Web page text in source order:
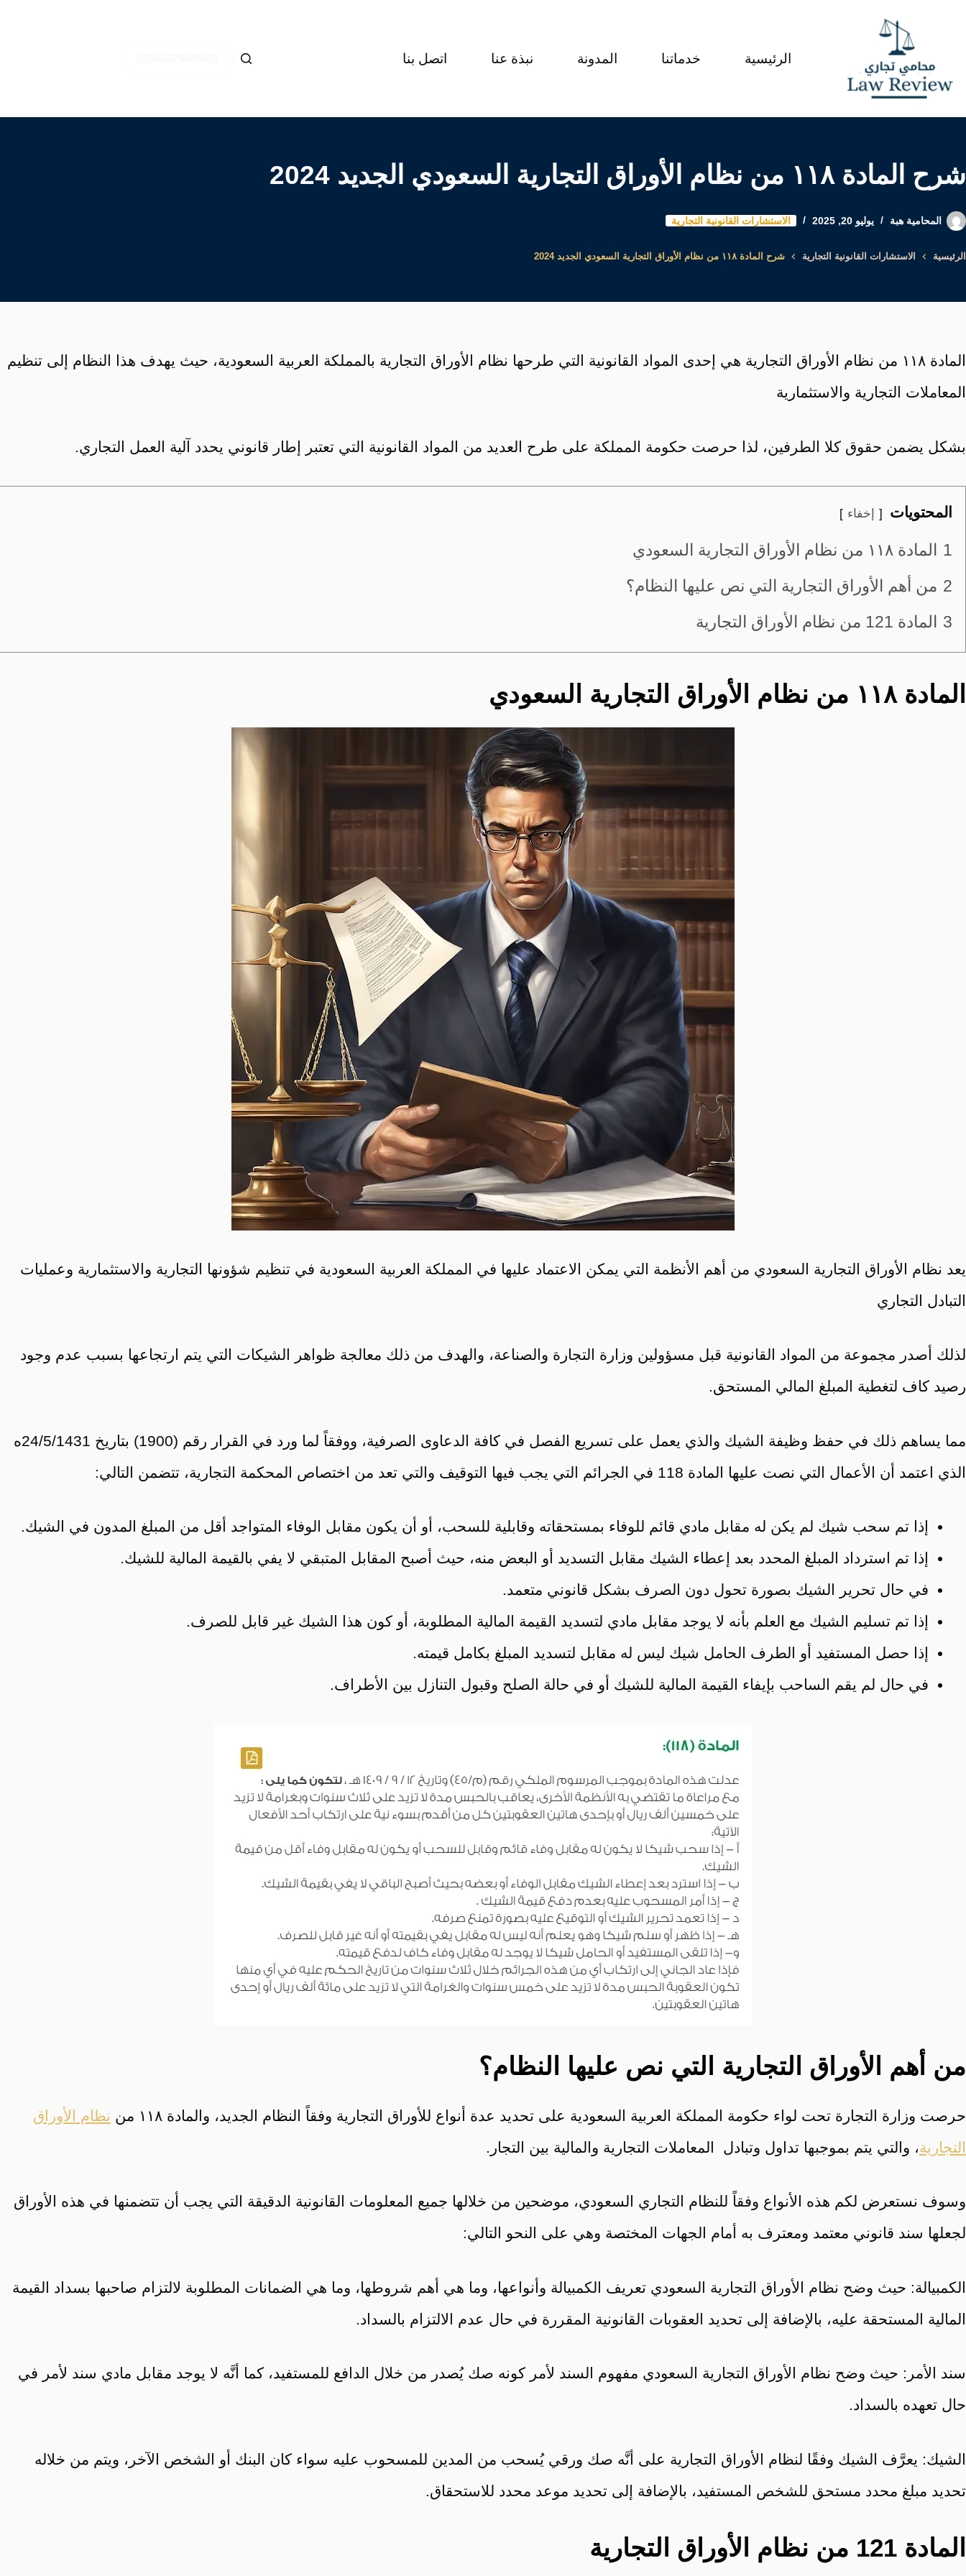
المحتوى
الرئيسية خدماتنا المدونة نبذة عنا اتصل بنا
شرح المادة ١١٨ من نظام الأوراق التجارية السعودي الجديد 2024
المحامية هبة يوليو 20, 2025 الاستشارات القانونية التجارية
الرئيسية الاستشارات القانونية التجارية شرح المادة ١١٨ من نظام الأوراق التجارية السعودي الجديد 2024
المادة ١١٨ من نظام الأوراق التجارية هي إحدى المواد القانونية التي طرحها نظام الأوراق التجارية بالمملكة العربية السعودية، حيث يهدف هذا النظام إلى تنظيم
المعاملات التجارية والاستثمارية
بشكل يضمن حقوق كلا الطرفين، لذا حرصت حكومة المملكة على طرح العديد من المواد القانونية التي تعتبر إطار قانوني يحدد آلية العمل التجاري.
المحتويات إخفاء
1 المادة ١١٨ من نظام الأوراق التجارية السعودي
2 من أهم الأوراق التجارية التي نص عليها النظام؟
3 المادة 121 من نظام الأوراق التجارية
المادة ١١٨ من نظام الأوراق التجارية السعودي
يعد نظام الأوراق التجارية السعودي من أهم الأنظمة التي يمكن الاعتماد عليها في المملكة العربية السعودية في تنظيم شؤونها التجارية والاستثمارية وعمليات
التبادل التجاري
لذلك أصدر مجموعة من المواد القانونية قبل مسؤولين وزارة التجارة والصناعة، والهدف من ذلك معالجة ظواهر الشيكات التي يتم ارتجاعها بسبب عدم وجود
رصيد كاف لتغطية المبلغ المالي المستحق.
مما يساهم ذلك في حفظ وظيفة الشيك والذي يعمل على تسريع الفصل في كافة الدعاوى الصرفية، ووفقاً لما ورد في القرار رقم (1900) بتاريخ 24/5/1431ه
الذي اعتمد أن الأعمال التي نصت عليها المادة 118 في الجرائم التي يجب فيها التوقيف والتي تعد من اختصاص المحكمة التجارية، تتضمن التالي:
إذا تم سحب شيك لم يكن له مقابل مادي قائم للوفاء بمستحقاته وقابلية للسحب، أو أن يكون مقابل الوفاء المتواجد أقل من المبلغ المدون في الشيك.
إذا تم استرداد المبلغ المحدد بعد إعطاء الشيك مقابل التسديد أو البعض منه، حيث أصبح المقابل المتبقي لا يفي بالقيمة المالية للشيك.
في حال تحرير الشيك بصورة تحول دون الصرف بشكل قانوني متعمد.
إذا تم تسليم الشيك مع العلم بأنه لا يوجد مقابل مادي لتسديد القيمة المالية المطلوبة، أو كون هذا الشيك غير قابل للصرف.
إذا حصل المستفيد أو الطرف الحامل شيك ليس له مقابل لتسديد المبلغ بكامل قيمته.
في حال لم يقم الساحب بإيفاء القيمة المالية للشيك أو في حالة الصلح وقبول التنازل بين الأطراف.
من أهم الأوراق التجارية التي نص عليها النظام؟
حرصت وزارة التجارة تحت لواء حكومة المملكة العربية السعودية على تحديد عدة أنواع للأوراق التجارية وفقاً النظام الجديد، والمادة ١١٨ من
نظام الأوراق
التجارية، والتي يتم بموجبها تداول وتبادل المعاملات التجارية والمالية بين التجار.
وسوف نستعرض لكم هذه الأنواع وفقاً للنظام التجاري السعودي، موضحين من خلالها جميع المعلومات القانونية الدقيقة التي يجب أن تتضمنها في هذه الأوراق
لجعلها سند قانوني معتمد ومعترف به أمام الجهات المختصة وهي على النحو التالي:
الكمبيالة: حيث وضح نظام الأوراق التجارية السعودي تعريف الكمبيالة وأنواعها، وما هي أهم شروطها، وما هي الضمانات المطلوبة لالتزام صاحبها بسداد القيمة
المالية المستحقة عليه، بالإضافة إلى تحديد العقوبات القانونية المقررة في حال عدم الالتزام بالسداد.
سند الأمر: حيث وضح نظام الأوراق التجارية السعودي مفهوم السند لأمر كونه صك يُصدر من خلال الدافع للمستفيد، كما أنَّه لا يوجد مقابل مادي سند لأمر في
حال تعهده بالسداد.
الشيك: يعرَّف الشيك وفقًا لنظام الأوراق التجارية على أنَّه صك ورقي يُسحب من المدين للمسحوب عليه سواء كان البنك أو الشخص الآخر، ويتم من خلاله
تحديد مبلغ محدد مستحق للشخص المستفيد، بالإضافة إلى تحديد موعد محدد للاستحقاق.
المادة 121 من نظام الأوراق التجارية